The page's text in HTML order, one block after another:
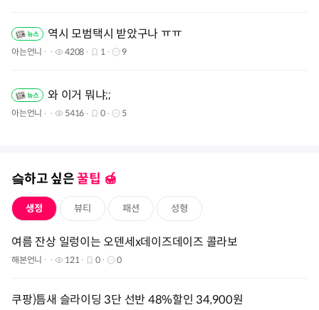
역시 모범택시 받았구나 ㅠㅠ
아는언니 4208 1 9
와 이거 뭐냐;;
아는언니 5416 0 5
슼하고 싶은꿀팁 🍯️
생정 뷰티 패션 성형
여름 잔상 일렁이는 오덴세x데이즈데이즈 콜라보
해본언니 121 0 0
쿠팡)틈새 슬라이딩 3단 선반 48%할인 34,900원